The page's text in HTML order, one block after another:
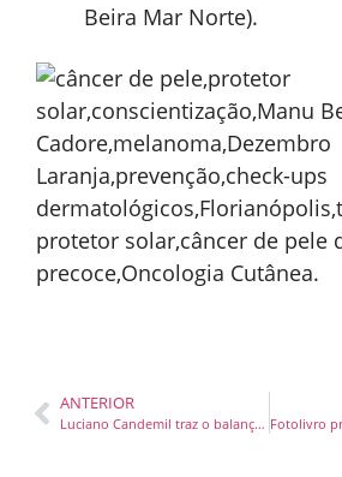
Beira Mar Norte).
ANTERIOR
Luciano Candemil traz o balanço da percussão afro-diaspórica no lançamento do EP Velas e Incensos